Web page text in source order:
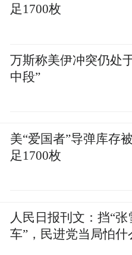
长飞科技
在配套方面，潜江
检测中心等平台，并
人才、在武汉光谷设
足1700枚
万斯称美伊冲突仍处
中段”
美“爱国者”导弹库存
足1700枚
人民日报刊文：挡“张
车”，民进党当局怕什